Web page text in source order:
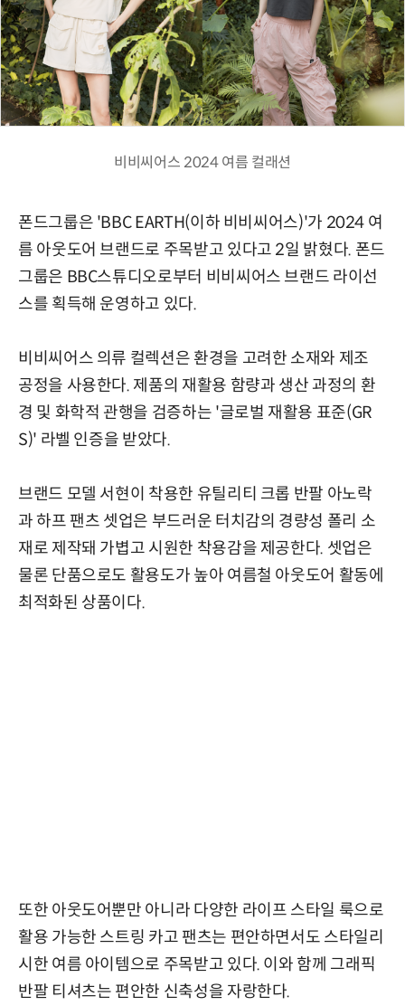
비비씨어스 2024 여름 컬래션
폰드그룹은 'BBC EARTH(이하 비비씨어스)'가 2024 여
름 아웃도어 브랜드로 주목받고 있다고 2일 밝혔다. 폰드
그룹은 BBC스튜디오로부터 비비씨어스 브랜드 라이선
스를 획득해 운영하고 있다.
비비씨어스 의류 컬렉션은 환경을 고려한 소재와 제조
공정을 사용한다. 제품의 재활용 함량과 생산 과정의 환
경 및 화학적 관행을 검증하는 '글로벌 재활용 표준(GR
S)' 라벨 인증을 받았다.
브랜드 모델 서현이 착용한 유틸리티 크롭 반팔 아노락
과 하프 팬츠 셋업은 부드러운 터치감의 경량성 폴리 소
재로 제작돼 가볍고 시원한 착용감을 제공한다. 셋업은
물론 단품으로도 활용도가 높아 여름철 아웃도어 활동에
최적화된 상품이다.
또한 아웃도어뿐만 아니라 다양한 라이프 스타일 룩으로
활용 가능한 스트링 카고 팬츠는 편안하면서도 스타일리
시한 여름 아이템으로 주목받고 있다. 이와 함께 그래픽
반팔 티셔츠는 편안한 신축성을 자랑한다.